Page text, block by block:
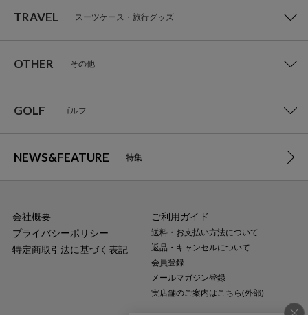
TRAVEL スーツケース・旅行グッズ
OTHER その他
GOLF ゴルフ
NEWS&FEATURE 特集
会社概要
プライバシーポリシー
特定商取引法に基づく表記
ご利用ガイド
送料・お支払い方法について
返品・キャンセルについて
会員登録
メールマガジン登録
実店舗のご案内はこちら(外部)